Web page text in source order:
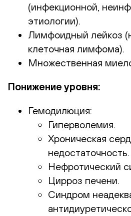
(инфекционной,
этиологии).
Лимфоидный лейкоз
клеточная лимфома).
Множественная
Понижение уровня:
Гемодилюция:
Гиперволемия.
Хроническая
недостаточность.
Нефротический
Цирроз печени.
Синдром